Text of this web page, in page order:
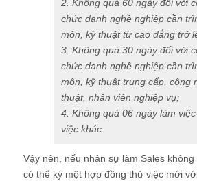
2. Không quá 60 ngày đối với
chức danh nghề nghiệp cần
môn, kỹ thuật từ cao đẳng trở
3. Không quá 30 ngày đối với
chức danh nghề nghiệp cần
môn, kỹ thuật trung cấp, công
thuật, nhân viên nghiệp vụ;
4. Không quá 06 ngày làm
việc khác.
Vậy nên, nếu nhân sự làm Sales
có thể ký một hợp đồng thử việc mới